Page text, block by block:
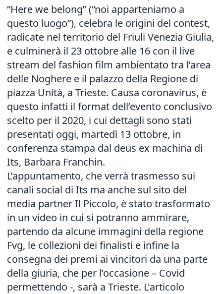
“Here we belong” (“noi apparteniamo a
questo luogo”), celebra le origini del contest,
radicate nel territorio del Friuli Venezia Giulia,
e culminerà il 23 ottobre alle 16 con il live
stream del fashion film ambientato tra l’area
delle Noghere e il palazzo della Regione di
piazza Unità, a Trieste. Causa coronavirus, è
questo infatti il format dell’evento conclusivo
scelto per il 2020, i cui dettagli sono stati
presentati oggi, martedì 13 ottobre, in
conferenza stampa dal deus ex machina di
Its, Barbara Franchin.
L’appuntamento, che verrà trasmesso sui
canali social di Its ma anche sul sito del
media partner Il Piccolo, è stato trasformato
in un video in cui si potranno ammirare,
partendo da alcune immagini della regione
Fvg, le collezioni dei finalisti e infine la
consegna dei premi ai vincitori da una parte
della giuria, che per l’occasione – Covid
permettendo -, sarà a Trieste. L'articolo